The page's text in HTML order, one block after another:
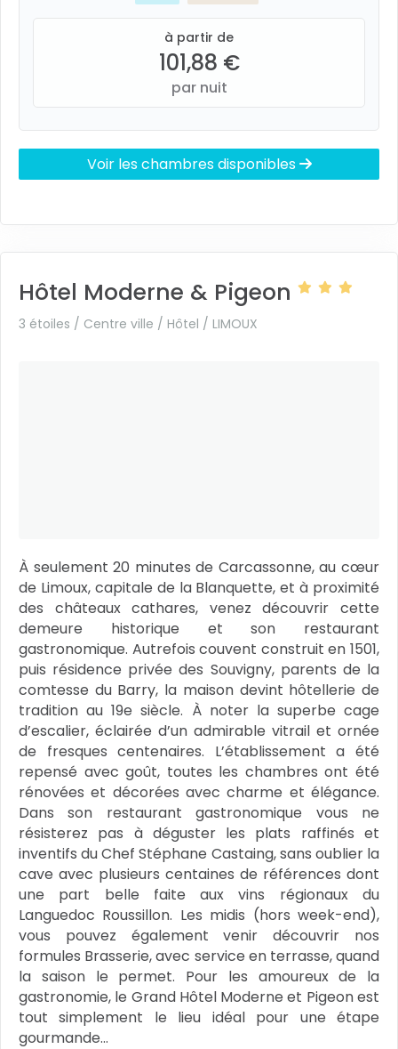
à partir de
101,88 €
par nuit
Voir les chambres disponibles
Hôtel Moderne & Pigeon
3 étoiles / Centre ville / Hôtel / LIMOUX
À seulement 20 minutes de Carcassonne, au cœur
de Limoux, capitale de la Blanquette, et à proximité
des châteaux cathares, venez découvrir cette
demeure historique et son restaurant
gastronomique. Autrefois couvent construit en 1501,
puis résidence privée des Souvigny, parents de la
comtesse du Barry, la maison devint hôtellerie de
tradition au 19e siècle. À noter la superbe cage
d’escalier, éclairée d’un admirable vitrail et ornée
de fresques centenaires. L’établissement a été
repensé avec goût, toutes les chambres ont été
rénovées et décorées avec charme et élégance.
Dans son restaurant gastronomique vous ne
résisterez pas à déguster les plats raffinés et
inventifs du Chef Stéphane Castaing, sans oublier la
cave avec plusieurs centaines de références dont
une part belle faite aux vins régionaux du
Languedoc Roussillon. Les midis (hors week-end),
vous pouvez également venir découvrir nos
formules Brasserie, avec service en terrasse, quand
la saison le permet. Pour les amoureux de la
gastronomie, le Grand Hôtel Moderne et Pigeon est
tout simplement le lieu idéal pour une étape
gourmande…